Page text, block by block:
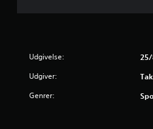
Udgivelse:
Udgiver:
Genrer: